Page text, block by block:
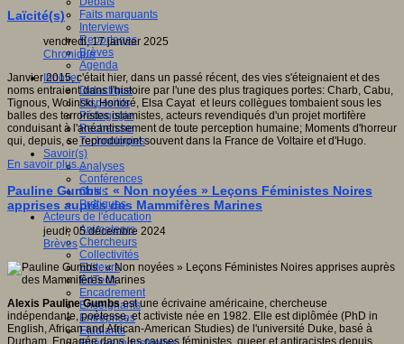
Faits marquants
Interviews
Reportages
Brèves
Agenda
Innover
Didactique
Dispositifs
Pédagogie
Recherche
Technologies
Savoir(s)
Analyses
Conférences
Outils
Pratiques
Acteurs de l'éducation
Animateurs
Chercheurs
Collectivités
Editeurs
EdTech
Encadrement
Enseignants
Entreprises
Etudiants
Laïcité(s)
vendredi, 17 janvier 2025
Chronique
Janvier 2015, c'était hier, dans un passé récent, des vies s'éteignaient et des
noms entraient dans l'histoire par l'une des plus tragiques portes: Charb, Cabu,
Tignous, Wolinski, Honoré, Elsa Cayat et leurs collègues tombaient sous les
balles des terroristes islamistes, acteurs revendiqués d'un projet mortifère
conduisant à l'anéantissement de toute perception humaine; Moments d'horreur
qui, depuis, se reproduiront souvent dans la France de Voltaire et d'Hugo.
En savoir plus...
Pauline Gumbs : « Non noyées » Leçons Féministes Noires
apprises auprès des Mammifères Marines
jeudi, 05 décembre 2024
Brèves
Alexis Pauline Gumbsest une écrivaine américaine, chercheuse
indépendante, poètesse, et activiste née en 1982. Elle est diplômée (PhD in
English, African and African-American Studies) de l'université Duke, basé à
Durham. Engagée dans les causes féministes, queer et antiracistes depuis